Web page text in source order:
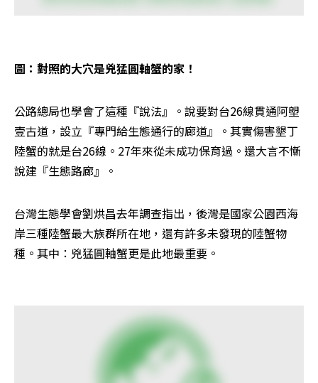
圖：對照的大穴是兇猛圓軸蟹的家！
公路總局也學會了這種『說法』。說要對台26線貫通阿塱
壹古道，設立『專門給生態通行的廊道』。其實傷害墾丁
陸蟹的就是台26線。27年來從未成功保育過。還大言不慚
說建『生態路廊』。
台灣生態學會劉烘昌去年調查指出，後灣是國家公園西海
岸三種陸蟹最大族群所在地，還有許多未發現的陸蟹物
種。其中：兇猛圓軸蟹更是此地最重要。